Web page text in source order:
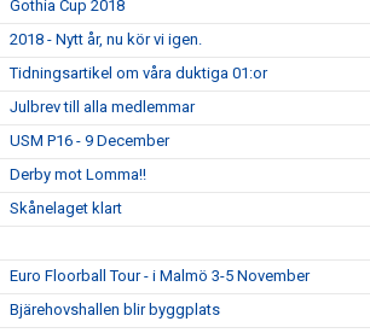
Gothia Cup 2018
2018 - Nytt år, nu kör vi igen.
Tidningsartikel om våra duktiga 01:or
Julbrev till alla medlemmar
USM P16 - 9 December
Derby mot Lomma!!
Skånelaget klart
Euro Floorball Tour - i Malmö 3-5 November
Bjärehovshallen blir byggplats